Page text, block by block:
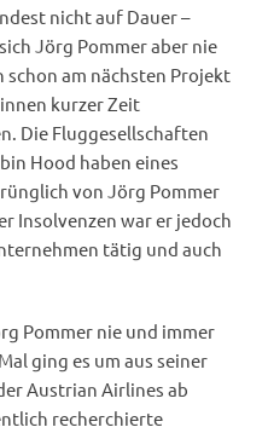
nicht auf Dauer –
Jörg Pommer aber nie
am nächsten Projekt
kurzer Zeit
Die Fluggesellschaften
Hood haben eines
von Jörg Pommer
Insolvenzen war er jedoch
tätig und auch
Pommer nie und immer
ging es um aus seiner
Austrian Airlines ab
recherchierte